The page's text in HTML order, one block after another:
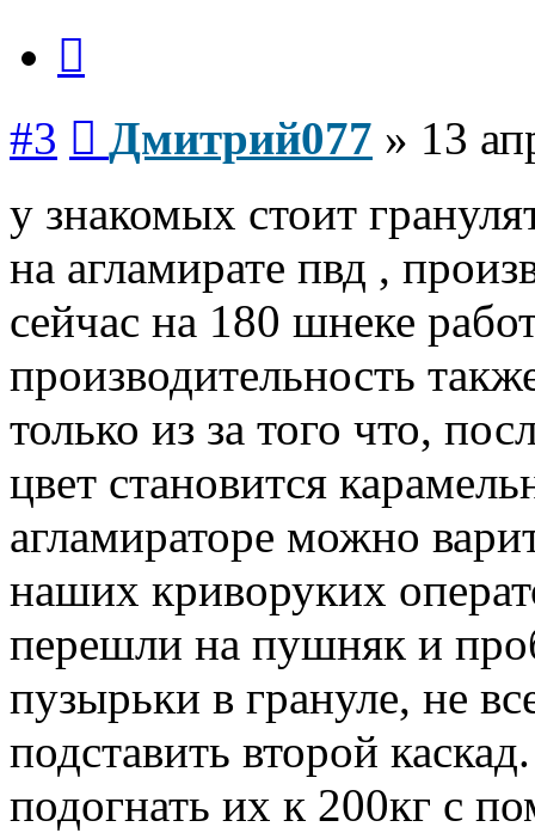
#3 Дмитрий077 » 13
у знакомых стоит
на агламирате пвд ,
сейчас на 180 шнеке
производительность
только из за того что,
цвет становится
агламираторе можно
наших криворуких
перешли на пушняк и
пузырьки в грануле, не
подставить второй
подогнать их к 200кг с